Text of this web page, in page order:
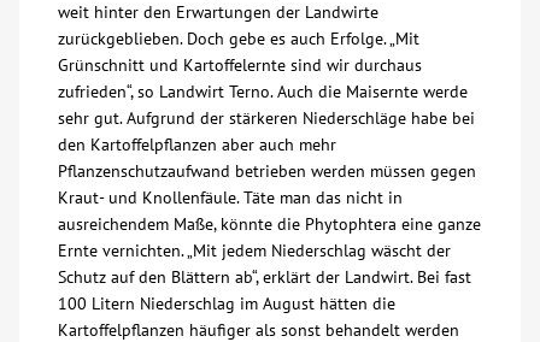
weit hinter den Erwartungen der Landwirte
zurückgeblieben. Doch gebe es auch Erfolge. „Mit
Grünschnitt und Kartoffelernte sind wir durchaus
zufrieden“, so Landwirt Terno. Auch die Maisernte werde
sehr gut. Aufgrund der stärkeren Niederschläge habe bei
den Kartoffelpflanzen aber auch mehr
Pflanzenschutzaufwand betrieben werden müssen gegen
Kraut- und Knollenfäule. Täte man das nicht in
ausreichendem Maße, könnte die Phytophtera eine ganze
Ernte vernichten. „Mit jedem Niederschlag wäscht der
Schutz auf den Blättern ab“, erklärt der Landwirt. Bei fast
100 Litern Niederschlag im August hätten die
Kartoffelpflanzen häufiger als sonst behandelt werden